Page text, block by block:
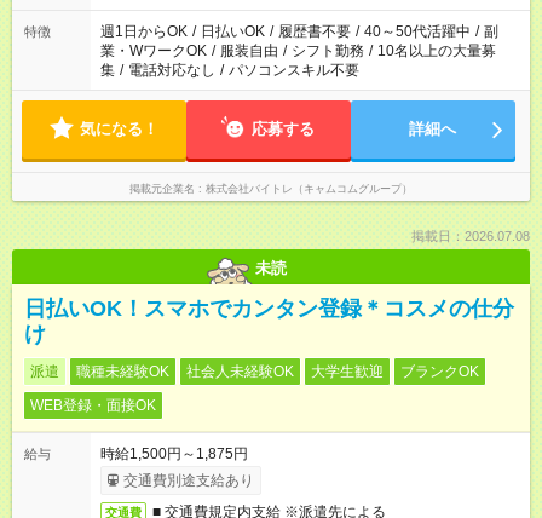
特徴 週1日からOK / 日払いOK / 履歴書不要 / 40～50代活躍中 / 副
業・WワークOK / 服装自由 / シフト勤務 / 10名以上の大量募
集 / 電話対応なし / パソコンスキル不要
気になる！ 応募する 詳細へ
掲載元企業名 株式会社バイトレ（キャムコムグループ）
掲載日：2026.07.08
未読
日払いOK！スマホでカンタン登録＊コスメの仕分
け
派遣 職種未経験OK 社会人未経験OK 大学生歓迎
ブランクOK
WEB登録・面接OK
給与
時給1,500円～1,875円
交通費別途支給あり
交通費 ■ 交通費規定内支給 ※派遣先による